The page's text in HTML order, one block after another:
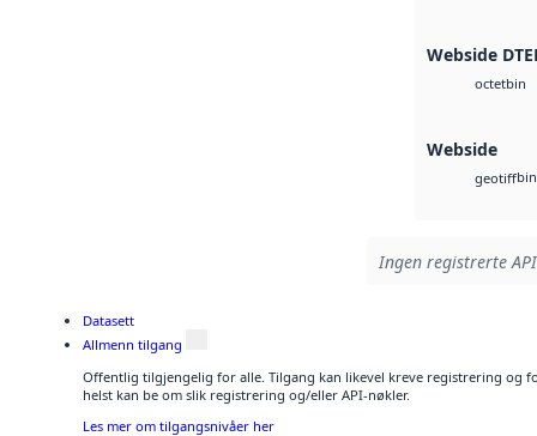
Webside
octetbin
Webside
geotiffbin
Ingen registrerte
Datasett
Allmenn tilgang
Offentlig tilgjengelig for alle. Tilgang kan likevel kreve registrering og
helst kan be om slik registrering og/eller API-nøkler.
Les mer om tilgangsnivåer her